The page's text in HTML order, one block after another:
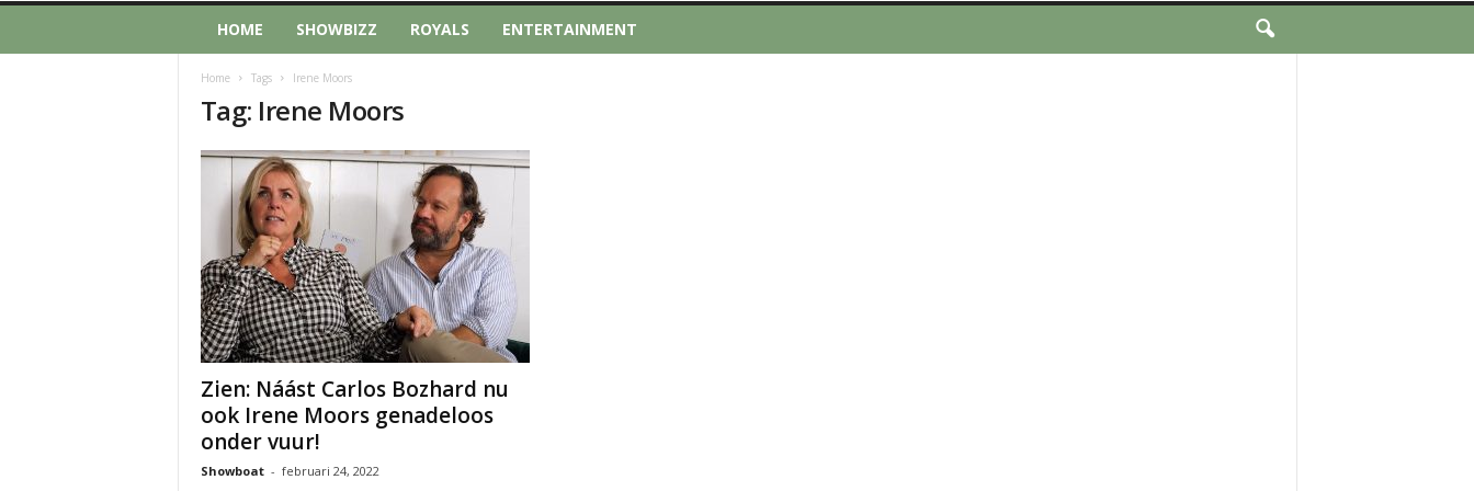
HOME SHOWBIZZ ROYALS ENTERTAINMENT
Home Tags Irene Moors
Tag: Irene Moors
Zien: Náást Carlos Bozhard nu
ook Irene Moors genadeloos
onder vuur!
Showboat - februari 24, 2022